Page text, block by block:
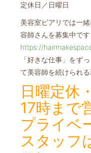
定休日／日曜日
美容室ピアリでは一
容師さんを募集中です
https://
「好きな仕事」をず
て美容師を続けられる
日曜定休
17時まで
プライベ
スタッフ